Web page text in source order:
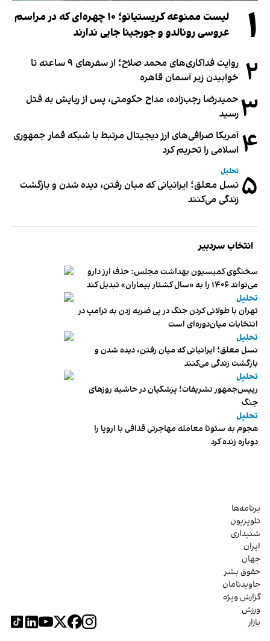
۱
لیست ممنوعه کریستیانو؛ ۱۰ چهره‌ای که در مراسم
عروسی رونالدو و جورجینا جایی ندارند
۲
روایت فداکاری‌های محمد صلاح؛ از سفرهای ۹ ساعته تا
خوابیدن زیر آسمان قاهره
۳ حمیدرضا رجب‌زاده، مداح حکومتی، پس از ربایش به قتل
رسید
۴ آمریکا صرافی‌های ارز دیجیتال مرتبط با شبکه قمار جمهوری
اسلامی را تحریم کرد
۵ تحلیل
نسل معلق؛ ایرانیانی که میان رفتن، دیده شدن و بازگشت
زندگی می‌کنند
انتخاب سردبیر
سخنگوی کمیسیون بهداشت مجلس: حذف ارز دارو
می‌تواند ۱۴۰۶ را به «سال کشتار بیماران» تبدیل کند
تحلیل
تهران با طولانی کردن جنگ در پی ضربه زدن به ترامپ در
انتخابات میان‌دوره‌ای است
تحلیل
نسل معلق؛ ایرانیانی که میان رفتن، دیده شدن و
بازگشت زندگی می‌کنند
تحلیل
رییس‌جمهور تشریفات؛ پزشکیان در حاشیه روزهای
جنگ
تحلیل
هجوم به سئوتا معامله مهاجرتی قذافی با اروپا را
دوباره زنده کرد
برنامه‌ها
تلویزیون
شنیداری
ایران
جهان
حقوق بشر
جاویدنامان
گزارش ویژه
ورزش
بازار